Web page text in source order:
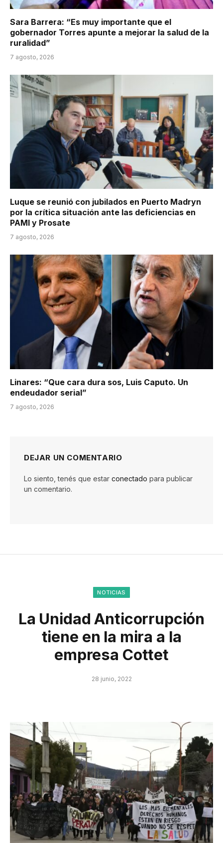
Sara Barrera: “Es muy importante que el
gobernador Torres apunte a mejorar la salud de la
ruralidad”
7 agosto, 2026
Luque se reunió con jubilados en Puerto Madryn
por la crítica situación ante las deficiencias en
PAMI y Prosate
7 agosto, 2026
Linares: “Que cara dura sos, Luis Caputo. Un
endeudador serial”
7 agosto, 2026
DEJAR UN COMENTARIO
Lo siento, tenés que estar conectado para publicar
un comentario.
NOTICIAS
La Unidad Anticorrupción
tiene en la mira a la
empresa Cottet
28 junio, 2022